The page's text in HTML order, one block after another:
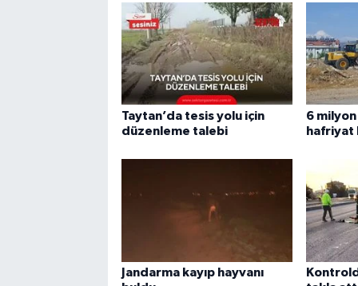
Taytan’da tesis yolu için
düzenleme talebi
6
Jandarma kayıp hayvanı